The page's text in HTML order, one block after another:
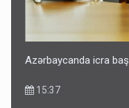
Azərbaycanda icra
15:37